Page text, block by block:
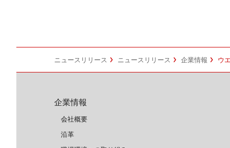
ニュースリリース ニュースリリース 企業情報 ウ
企業情報
会社概要
沿革